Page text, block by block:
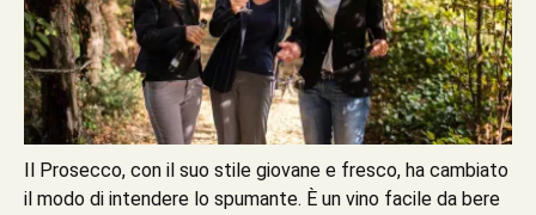
Il Prosecco, con il suo stile giovane e fresco, ha cambiato
il modo di intendere lo spumante. È un vino facile da bere